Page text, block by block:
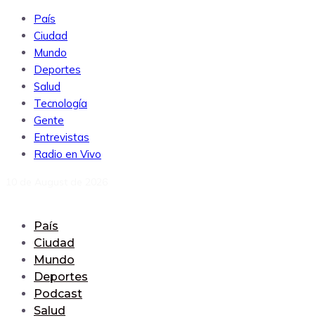
País
Ciudad
Mundo
Deportes
Salud
Tecnología
Gente
Entrevistas
Radio en Vivo
País
Ciudad
Mundo
Deportes
Podcast
Salud